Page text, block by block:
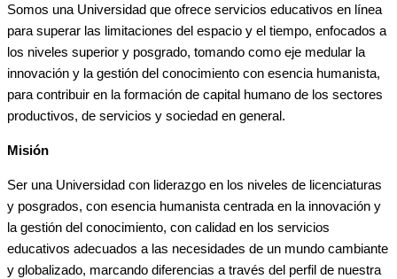
Somos una Universidad que ofrece servicios educativos en línea
para superar las limitaciones del espacio y el tiempo, enfocados a
los niveles superior y posgrado, tomando como eje medular la
innovación y la gestión del conocimiento con esencia humanista,
para contribuir en la formación de capital humano de los sectores
productivos, de servicios y sociedad en general.
Misión
Ser una Universidad con liderazgo en los niveles de licenciaturas
y posgrados, con esencia humanista centrada en la innovación y
la gestión del conocimiento, con calidad en los servicios
educativos adecuados a las necesidades de un mundo cambiante
y globalizado, marcando diferencias a través del perfil de nuestra